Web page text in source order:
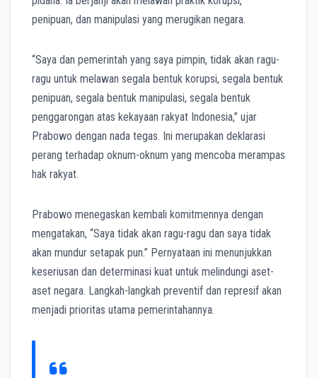
penipuan, dan manipulasi yang merugikan negara.
“Saya dan pemerintah yang saya pimpin, tidak akan ragu-
ragu untuk melawan segala bentuk korupsi, segala bentuk
penipuan, segala bentuk manipulasi, segala bentuk
penggarongan atas kekayaan rakyat Indonesia,” ujar
Prabowo dengan nada tegas. Ini merupakan deklarasi
perang terhadap oknum-oknum yang mencoba merampas
hak rakyat.
Prabowo menegaskan kembali komitmennya dengan
mengatakan, “Saya tidak akan ragu-ragu dan saya tidak
akan mundur setapak pun.” Pernyataan ini menunjukkan
keseriusan dan determinasi kuat untuk melindungi aset-
aset negara. Langkah-langkah preventif dan represif akan
menjadi prioritas utama pemerintahannya.